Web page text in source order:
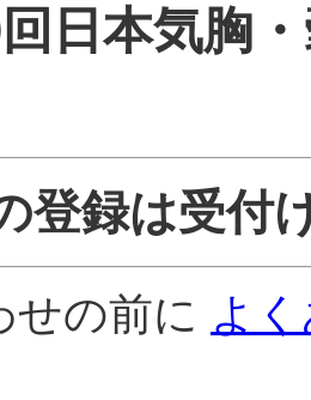
日本気胸
登録は受付
せの前に よ